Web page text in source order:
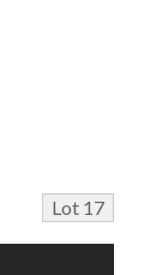
Lot 17